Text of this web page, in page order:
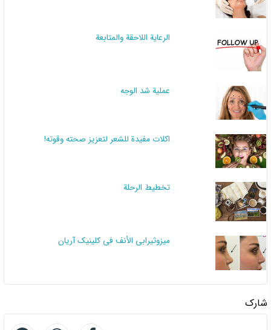
الرعاية اللاحقة والمتابعة
عملية شد الوجه
اكلات مفيدة للشعر لتعزيز صحته وقوته!
تخطيط الرحلة
میزوثیرابي الأنف في کلینیک آریان
شارك